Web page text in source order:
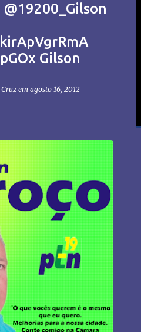
Gilson
em agosto 16, 2012